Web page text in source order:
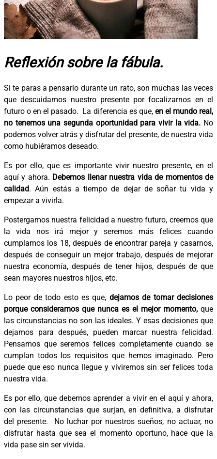
Reflexión sobre la fábula.
Si te paras a pensarlo durante un rato, son muchas las veces
que descuidamos nuestro presente por focalizarnos en el
futuro o en el pasado. La diferencia es que, en el mundo real,
no tenemos una segunda oportunidad para vivir la vida. No
podemos volver atrás y disfrutar del presente, de nuestra vida
como hubiéramos deseado.
Es por ello, que es importante vivir nuestro presente, en el
aquí y ahora. Debemos llenar nuestra vida de momentos de
calidad. Aún estás a tiempo de dejar de soñar tu vida y
empezar a vivirla.
Postergamos nuestra felicidad a nuestro futuro, creemos que
la vida nos irá mejor y seremos más felices cuando
cumplamos los 18, después de encontrar pareja y casarnos,
después de conseguir un mejor trabajo, después de mejorar
nuestra economía, después de tener hijos, después de que
sean mayores nuestros hijos, etc.
Lo peor de todo esto es que, dejamos de tomar decisiones
porque consideramos que nunca es el mejor momento, que
las circunstancias no son las ideales. Y esas decisiones que
dejamos para después, pueden marcar nuestra felicidad.
Pensamos que seremos felices completamente cuando se
cumplan todos los requisitos que hemos imaginado. Pero
puede que eso nunca llegue y viviremos sin ser felices toda
nuestra vida.
Es por ello, que debemos aprender a vivir en el aquí y ahora,
con las circunstancias que surjan, en definitiva, a disfrutar
del presente. No luchar por nuestros sueños, no actuar, no
disfrutar hasta que sea el momento oportuno, hace que la
vida pase sin ser vivida.